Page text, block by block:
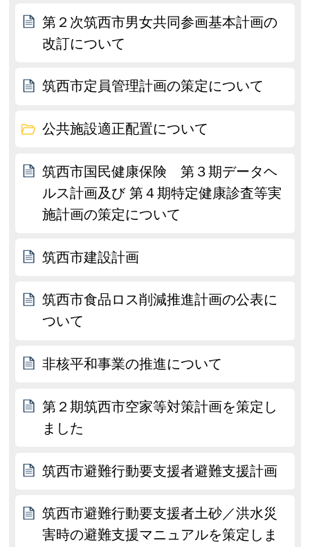
第２次筑西市男女共同参画基本計画の
改訂について
筑西市定員管理計画の策定について
公共施設適正配置について
筑西市国民健康保険 第３期データヘ
ルス計画及び 第４期特定健康診査等実
施計画の策定について
筑西市建設計画
筑西市食品ロス削減推進計画の公表に
ついて
非核平和事業の推進について
第２期筑西市空家等対策計画を策定し
ました
筑西市避難行動要支援者避難支援計画
筑西市避難行動要支援者土砂／洪水災
害時の避難支援マニュアルを策定しま